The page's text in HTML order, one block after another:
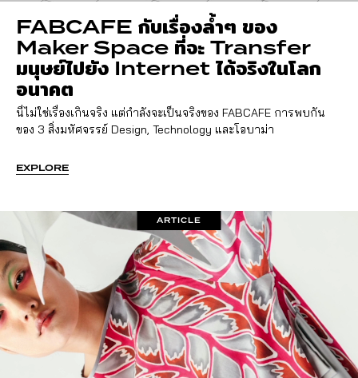
FABCAFE กับเรื่องล้ำๆ ของ
Maker Space ที่จะ Transfer
มนุษย์ไปยัง Internet ได้จริงในโลก
อนาคต
นี่ไม่ใช่เรื่องเกินจริง แต่กำลังจะเป็นจริงของ FABCAFE การพบกัน
ของ 3 สิ่งมหัศจรรย์ Design, Technology และโอบาม่า
EXPLORE
ARTICLE